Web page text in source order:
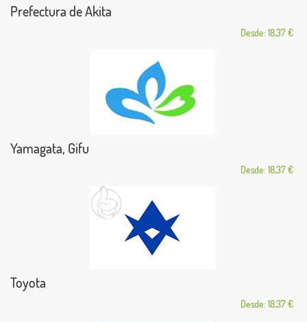
Prefectura de Akita
Desde: 18,37 €
Yamagata, Gifu
Desde: 18,37 €
Toyota
Desde: 18,37 €